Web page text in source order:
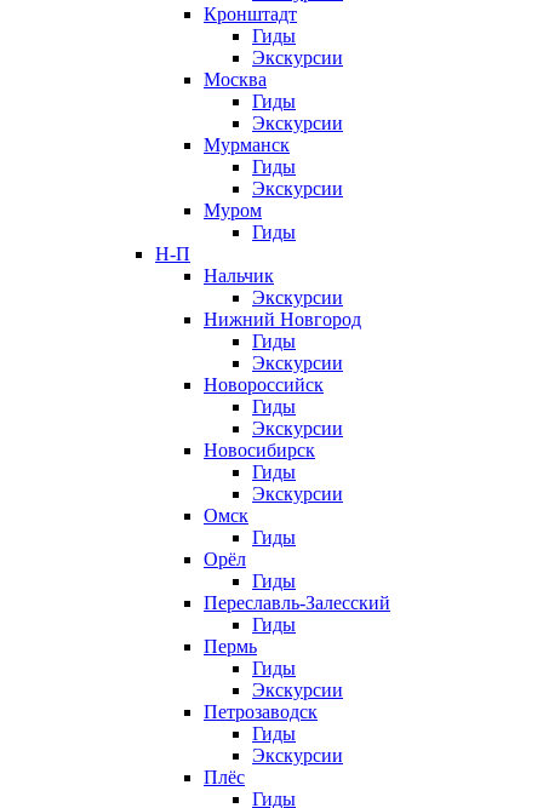
Кронштадт
Гиды
Экскурсии
Москва
Гиды
Экскурсии
Мурманск
Гиды
Экскурсии
Муром
Гиды
Н-П
Нальчик
Экскурсии
Нижний Новгород
Гиды
Экскурсии
Новороссийск
Гиды
Экскурсии
Новосибирск
Гиды
Экскурсии
Омск
Гиды
Орёл
Гиды
Переславль-Залесский
Гиды
Пермь
Гиды
Экскурсии
Петрозаводск
Гиды
Экскурсии
Плёс
Гиды